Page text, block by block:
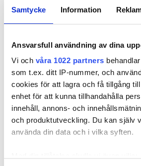
Samtycke Information
Ansvarsfull användning av dina
Vi och våra 1022 partners
som t.ex. ditt IP-nummer, och
cookies för att lagra och få tillgång
enhet för att kunna tillhandahålla
innehåll, annons- och
och produktutveckling. Du kan själv
använda din data och i vilka syften.
bara dragit på ett par
Emil Andersson och lägger till att
badrummet.
Från duschblandaren går det
till tvättställ och toalett – sedan
toalett och tvättställ.
– Förr löddes rör rätt flitigt och